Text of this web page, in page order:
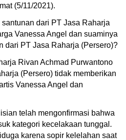
(5/11/2021).
dari PT Jasa Raharja
Vanessa Angel dan suaminya
dari PT Jasa Raharja (Persero)?
Rivan Achmad Purwantono
(Persero) tidak memberikan
Vanessa Angel dan
telah mengonfirmasi bahwa
kategori kecelakaan tunggal.
karena sopir kelelahan saat